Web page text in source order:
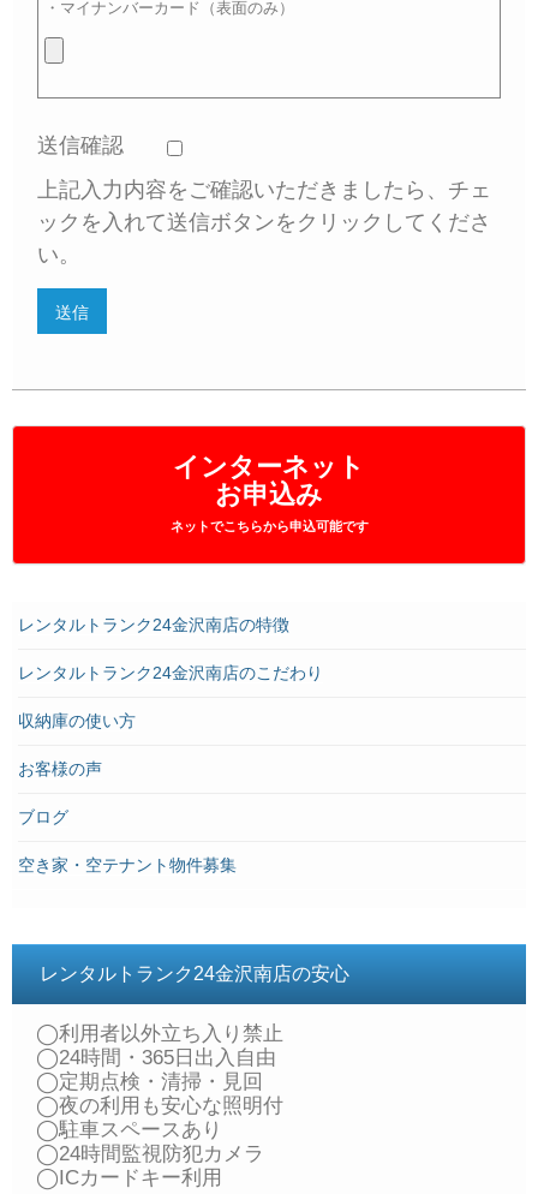
インターネット
お申込み
ネットでこちらから申込可能です
レンタルトランク24金沢南店の特徴
レンタルトランク24金沢南店のこだわり
収納庫の使い方
お客様の声
ブログ
空き家・空テナント物件募集
レンタルトランク24金沢南店の安心
◯利用者以外立ち入り禁止
◯24時間・365日出入自由
◯定期点検・清掃・見回
◯夜の利用も安心な照明付
◯駐車スペースあり
◯24時間監視防犯カメラ
◯ICカードキー利用
・マイナンバーカード（表面のみ）
送信確認
上記入力内容をご確認いただきましたら、チェ
ックを入れて送信ボタンをクリックしてくださ
い。